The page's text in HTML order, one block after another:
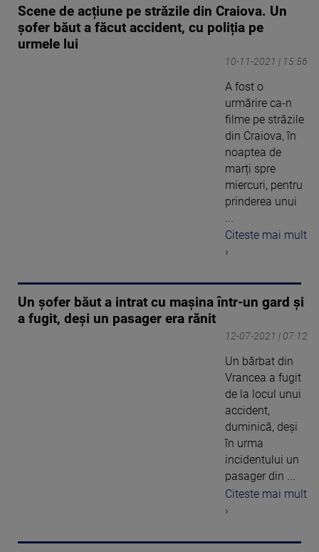
Scene de acțiune pe străzile din Craiova. Un
șofer băut a făcut accident, cu poliția pe
urmele lui
10-11-2021 | 15:56
A fost o
urmărire ca-n
filme pe străzile
din Craiova, în
noaptea de
marți spre
miercuri, pentru
prinderea unui
Citeste mai mult
›
Un șofer băut a intrat cu mașina într-un gard și
a fugit, deși un pasager era rănit
12-07-2021 | 07:12
Un bărbat din
Vrancea a fugit
de la locul unui
accident,
duminică, deși
în urma
incidentului un
pasager din ...
Citeste mai mult
›